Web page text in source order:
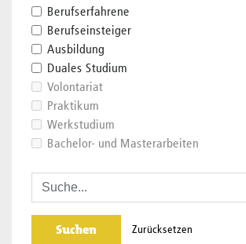
r
u
f
s
g
r
u
p
e
Berufserfahrene
Berufseinsteiger
Ausbildung
Duales Studium
Volontariat
Praktikum
Werkstudium
Bachelor- und Masterarbeiten
Zurücksetzen